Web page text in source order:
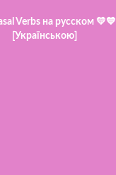
Verbs на русском 💛💙
[Українською]